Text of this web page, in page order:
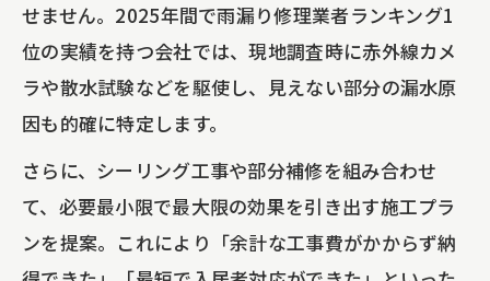
せません。2025年間で雨漏り修理業者ランキング1
位の実績を持つ会社では、現地調査時に赤外線カメ
ラや散水試験などを駆使し、見えない部分の漏水原
因も的確に特定します。
さらに、シーリング工事や部分補修を組み合わせ
て、必要最小限で最大限の効果を引き出す施工プラ
ンを提案。これにより「余計な工事費がかからず納